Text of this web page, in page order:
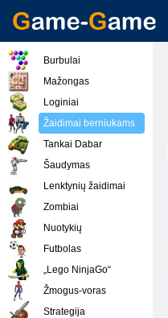
Burbulai
Mažongas
Loginiai
Žaidimai berniukams
Tankai Dabar
Šaudymas
Lenktynių žaidimai
Zombiai
Nuotykių
Futbolas
„Lego NinjaGo“
Žmogus-voras
Strategija